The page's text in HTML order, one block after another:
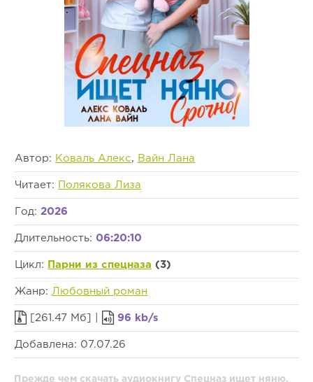
Автор: Коваль Алекс, Вайн Лана
Читает: Полякова Лиза
Год: 2026
Длительность: 06:20:10
Цикл: Парни из спецназа (3)
Жанр: Любовный роман
[261.47 Мб] | 96 kb/s
Добавлена: 07.07.26
Прежде чем скачать аудиокнигу Спецназ ищет няню.